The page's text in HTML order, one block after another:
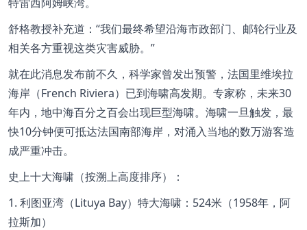
舒格教授补充道： “我们最终希望沿海市政部门、邮轮行业及
相关各方重视这类灾害威胁。 ”
就在此消息发布前不久，科学家曾发出预警，法国里维埃拉
海岸（French Riviera）已到海啸高发期。专家称，未来30
年内，地中海百分之百会出现巨型海啸。海啸一旦触发，最
快10分钟便可抵达法国南部海岸，对涌入当地的数万游客造
成严重冲击。
史上十大海啸（按溯上高度排序）：
1. 利图亚湾（Lituya Bay）特大海啸： 524米（1958年，阿
拉斯加）